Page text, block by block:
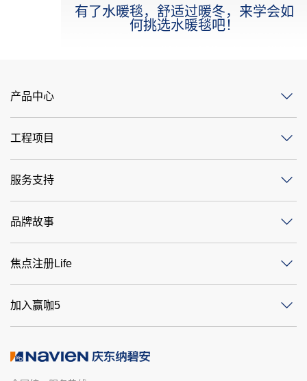
有了水暖毯，舒适过暖冬，来学会如
何挑选水暖毯吧！
产品中心
工程项目
服务支持
品牌故事
焦点注册Life
加入赢咖5